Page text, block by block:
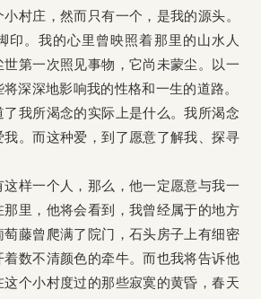
村庄，然而只有一个，是我的源头。
印。我的心里曾映照着那里的山水人
第一次照见事物，它尚未蒙尘。以一
深深地影响我的性格和一生的道路。
所渴念的实际上是什么。我所渴念
我。而这种爱，到了愿意了解我、探寻
一个人，那么，他一定愿意与我一
那里，他将会看到，我曾经属于的地方
萄藤曾爬满了院门，石头房子上有细密
着数不清颜色的牵牛。而也我将告诉他
这个小村度过的那些寂寞的黄昏，春天